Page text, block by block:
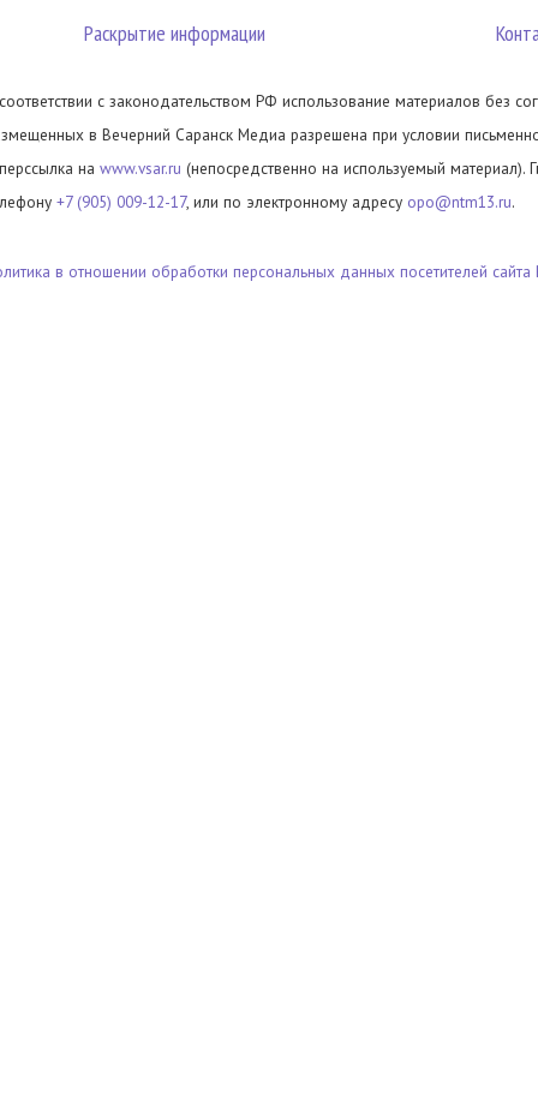
Раскрытие информации
с законодательством РФ использование материалов без
в Вечерний Саранск Медиа разрешена при условии
на www.vsar.ru (непосредственно на используемый материал).
+7 (905) 009-12-17, или по электронному адресу opo@ntm13.ru.
в отношении обработки персональных данных посетителей